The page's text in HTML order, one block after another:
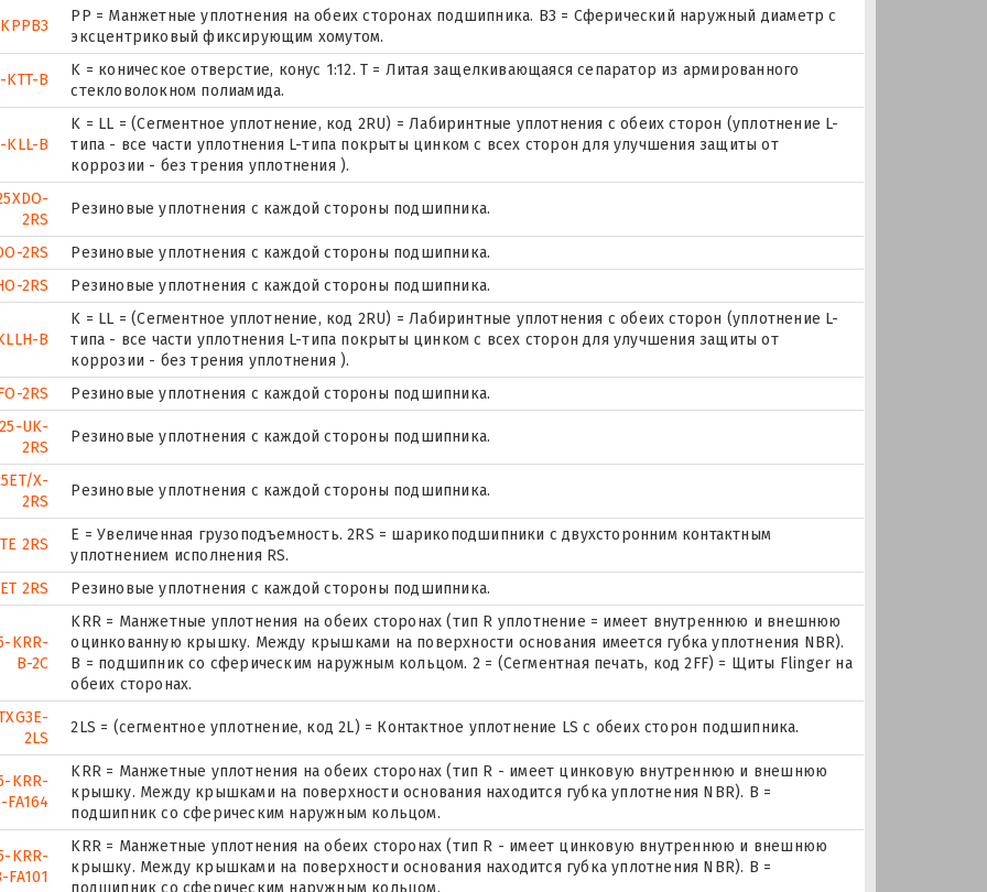
PP = Манжетные уплотнения на обеих сторонах подшипника. B3 = Сферический наружный диаметр с
эксцентриковый фиксирующим хомутом.
KTT-B
K = коническое отверстие, конус 1:12. T = Литая защелкивающаяся сепаратор из армированного
стекловолокном полиамида.
KLL-B
K = LL = (Сегментное уплотнение, код 2RU) = Лабиринтные уплотнения с обеих сторон (уплотнение L-
типа - все части уплотнения L-типа покрыты цинком с всех сторон для улучшения защиты от
коррозии - без трения уплотнения ).
2RS
Резиновые уплотнения с каждой стороны подшипника.
2RS
Резиновые уплотнения с каждой стороны подшипника.
2RS
Резиновые уплотнения с каждой стороны подшипника.
B
K = LL = (Сегментное уплотнение, код 2RU) = Лабиринтные уплотнения с обеих сторон (уплотнение L-
типа - все части уплотнения L-типа покрыты цинком с всех сторон для улучшения защиты от
коррозии - без трения уплотнения ).
2RS
Резиновые уплотнения с каждой стороны подшипника.
UK-
2RS
Резиновые уплотнения с каждой стороны подшипника.
X-
2RS
Резиновые уплотнения с каждой стороны подшипника.
2RS
Е = Увеличенная грузоподъемность. 2RS = шарикоподшипники с двухсторонним контактным
уплотнением исполнения RS.
2RS
Резиновые уплотнения с каждой стороны подшипника.
KRR-
B-2C
KRR = Манжетные уплотнения на обеих сторонах (тип R уплотнение = имеет внутреннюю и внешнюю
оцинкованную крышку. Между крышками на поверхности основания имеется губка уплотнения NBR).
B = подшипник со сферическим наружным кольцом. 2 = (Сегментная печать, код 2FF) = Щиты Flinger на
обеих сторонах.
2LS
2LS = (сегментное уплотнение, код 2L) = Контактное уплотнение LS с обеих сторон подшипника.
KRR-
FA164
KRR = Манжетные уплотнения на обеих сторонах (тип R - имеет цинковую внутреннюю и внешнюю
крышку. Между крышками на поверхности основания находится губка уплотнения NBR). B =
подшипник со сферическим наружным кольцом.
KRR-
FA101
KRR = Манжетные уплотнения на обеих сторонах (тип R - имеет цинковую внутреннюю и внешнюю
крышку. Между крышками на поверхности основания находится губка уплотнения NBR). B =
подшипник со сферическим наружным кольцом.